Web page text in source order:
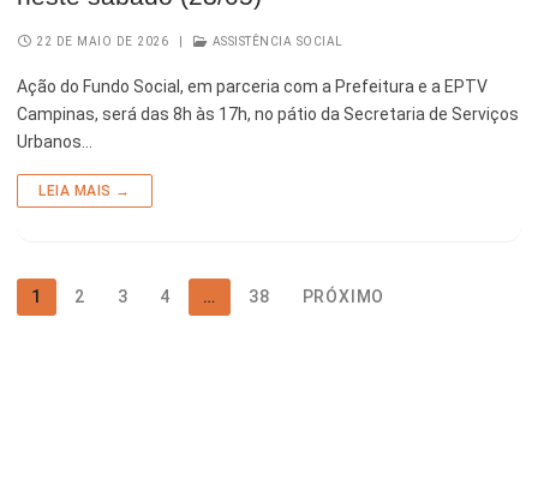
22 DE MAIO DE 2026 ASSISTÊNCIA SOCIAL
Ação do Fundo Social, em parceria com a Prefeitura e a EPTV
Campinas, será das 8h às 17h, no pátio da Secretaria de Serviços
Urbanos…
LEIA MAIS →
1 2 3 4 … 38 PRÓXIMO